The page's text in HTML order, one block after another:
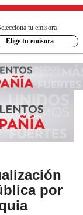
tu emisora
Elige tu emisora
por